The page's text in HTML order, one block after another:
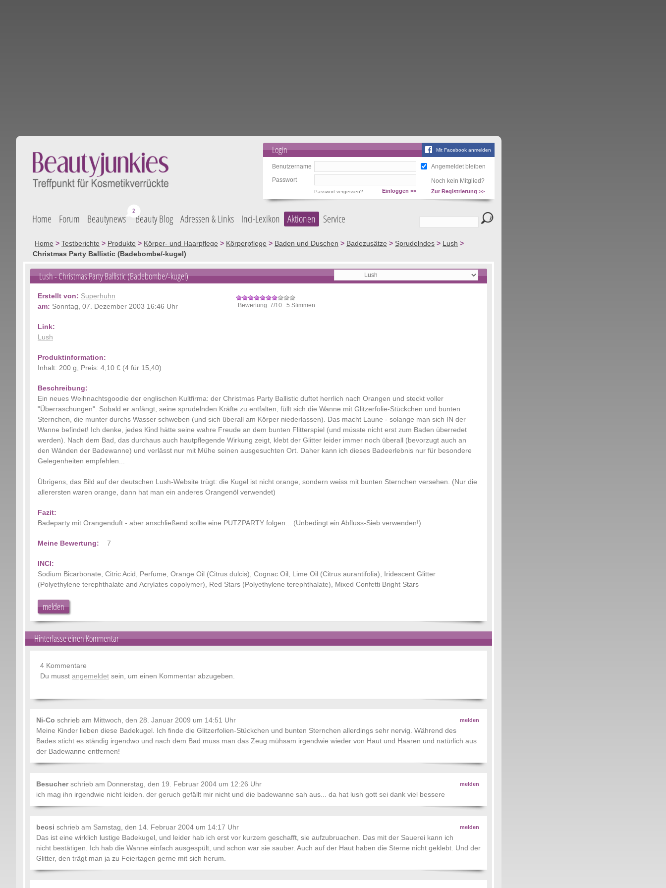
Mit Facebook anmelden
Login
Benutzername
Angemeldet bleiben
Passwort
Noch kein Mitglied?
Einloggen >>
Passwort vergessen? Zur Registrierung >>
Home Forum Beautynews Beauty Blog Adressen & Links Inci-Lexikon Aktionen Service
Home > Testberichte > Produkte > Körper- und Haarpflege > Körperpflege > Baden und Duschen > Badezusätze > Sprudelndes > Lush >
Christmas Party Ballistic (Badebombe/-kugel)
Lush- Christmas Party Ballistic (Badebombe/-kugel)
Erstellt von: Superhuhn
am: Sonntag, 07. Dezember 2003 16:46 Uhr Bewertung: 7/10 5 Stimmen
Link:
Lush
Produktinformation:
Inhalt: 200 g, Preis: 4,10 € (4 für 15,40)
Beschreibung:
Ein neues Weihnachtsgoodie der englischen Kultfirma: der Christmas Party Ballistic duftet herrlich nach Orangen und steckt voller
"Überraschungen". Sobald er anfängt, seine sprudelnden Kräfte zu entfalten, füllt sich die Wanne mit Glitzerfolie-Stückchen und bunten
Sternchen, die munter durchs Wasser schweben (und sich überall am Körper niederlassen). Das macht Laune - solange man sich IN der
Wanne befindet! Ich denke, jedes Kind hätte seine wahre Freude an dem bunten Flitterspiel (und müsste nicht erst zum Baden überredet
werden). Nach dem Bad, das durchaus auch hautpflegende Wirkung zeigt, klebt der Glitter leider immer noch überall (bevorzugt auch an
den Wänden der Badewanne) und verlässt nur mit Mühe seinen ausgesuchten Ort. Daher kann ich dieses Badeerlebnis nur für besondere
Gelegenheiten empfehlen...
Übrigens, das Bild auf der deutschen Lush-Website trügt: die Kugel ist nicht orange, sondern weiss mit bunten Sternchen versehen. (Nur die
allerersten waren orange, dann hat man ein anderes Orangenöl verwendet)
Fazit:
Badeparty mit Orangenduft - aber anschließend sollte eine PUTZPARTY folgen... (Unbedingt ein Abfluss-Sieb verwenden!)
Meine Bewertung: 7
INCI:
Sodium Bicarbonate, Citric Acid, Perfume, Orange Oil (Citrus dulcis), Cognac Oil, Lime Oil (Citrus aurantifolia), Iridescent Glitter
(Polyethylene terephthalate and Acrylates copolymer), Red Stars (Polyethylene terephthalate), Mixed Confetti Bright Stars
melden
Hinterlasse einen Kommentar
4 Kommentare
Du musst angemeldet sein, um einen Kommentar abzugeben.
melden
Ni-Co schrieb am Mittwoch, den 28. Januar 2009 um 14:51 Uhr
Meine Kinder lieben diese Badekugel. Ich finde die Glitzerfolien-Stückchen und bunten Sternchen allerdings sehr nervig. Während des
Bades sticht es ständig irgendwo und nach dem Bad muss man das Zeug mühsam irgendwie wieder von Haut und Haaren und natürlich aus
der Badewanne entfernen!
melden
Besucher schrieb am Donnerstag, den 19. Februar 2004 um 12:26 Uhr
ich mag ihn irgendwie nicht leiden. der geruch gefällt mir nicht und die badewanne sah aus... da hat lush gott sei dank viel bessere
melden
becsi schrieb am Samstag, den 14. Februar 2004 um 14:17 Uhr
Das ist eine wirklich lustige Badekugel, und leider hab ich erst vor kurzem geschafft, sie aufzubruachen. Das mit der Sauerei kann ich
nicht bestätigen. Ich hab die Wanne einfach ausgespült, und schon war sie sauber. Auch auf der Haut haben die Sterne nicht geklebt. Und der
Glitter, den trägt man ja zu Feiertagen gerne mit sich herum.